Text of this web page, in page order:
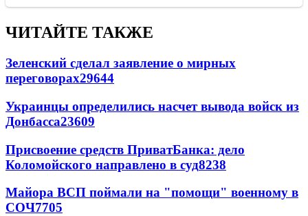
ЧИТАЙТЕ ТАКЖЕ
Зеленский сделал заявление о мирных
переговорах29644
Украинцы определились насчет вывода войск из
Донбасса23609
Присвоение средств ПриватБанка: дело
Коломойского направлено в суд8238
Майора ВСП поймали на "помощи" военному в
СОЧ7705